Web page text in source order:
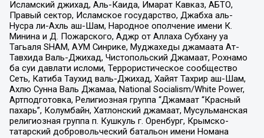
Исламский джихад, Аль-Каида, Имарат Кавказ, АБТО,
Правый сектор, Исламское государство, Джабха аль-
Нусра ли-Ахль аш-Шам, Народное ополчение имени К.
Минина и Д. Пожарского, Аджр от Аллаха Субхану уа
Тагьаля SHAM, АУМ Синрике, Муджахеды джамаата Ат-
Тавхида Валь-Джихад, Чистопольский Джамаат, Рохнамо
ба суи давлати исломи, Террористическое сообщество
Сеть, Катиба Таухид валь-Джихад, Хайят Тахрир аш-Шам,
Ахлю Сунна Валь Джамаа, National Socialism/White Power,
Артподготовка, Религиозная группа “Джамаат “Красный
пахарь”, Колумбайн, Хатлонский джамаат, Мусульманская
религиозная группа п. Кушкуль г. Оренбург, Крымско-
татарский добровольческий батальон имени Номана